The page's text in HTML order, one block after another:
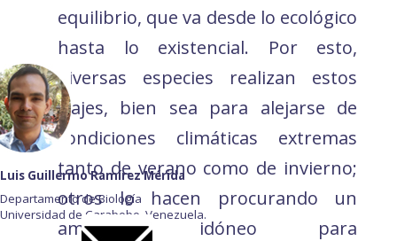
equilibrio, que va desde lo ecológico
hasta lo existencial. Por esto,
diversas especies realizan estos
viajes, bien sea para alejarse de
condiciones climáticas extremas
tanto de verano como de invierno;
otros lo hacen procurando un
ambiente idóneo para
Luis Guillermo Ramírez Mérida
Departamento de Biología
Universidad de Carabobo, Venezuela.